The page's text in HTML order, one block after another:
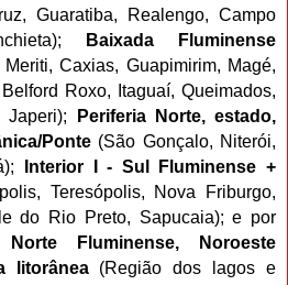
Guaratiba, Realengo, Campo
Baixada Fluminense
Caxias, Guapimirim, Magé,
Roxo, Itaguaí, Queimados,
Japeri);
Periferia Norte, estado,
Ponte (São Gonçalo, Niterói,
Interior I - Sul Fluminense +
Teresópolis, Nova Friburgo,
do Rio Preto, Sapucaia); e por
Fluminense, Noroeste
litorânea (Região dos lagos e